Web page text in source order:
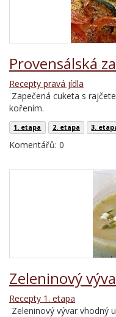
Provensálská
Recepty pravá jídla
Zapečená cuketa s
kořením.
1. etapa 2. etapa 3.
Komentářů: 0
Zeleninový
Recepty 1. etapa
Zeleninový vývar vhodný